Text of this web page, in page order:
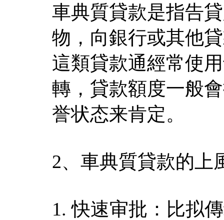
車典質貸款是指告
物，向銀行或其他
這類貸款通經常使
轉，貸款額度一般
誉状态来肯定。
2、車典質貸款的上
1. 快速审批：比拟